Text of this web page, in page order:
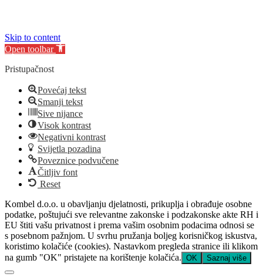
Skip to content
Open toolbar
Pristupačnost
Povećaj tekst
Smanji tekst
Sive nijance
Visok kontrast
Negativni kontrast
Svijetla pozadina
Poveznice podvučene
Čitljiv font
Reset
Kombel d.o.o. u obavljanju djelatnosti, prikuplja i obrađuje osobne
podatke, poštujući sve relevantne zakonske i podzakonske akte RH i
EU štiti vašu privatnost i prema vašim osobnim podacima odnosi se
s posebnom pažnjom. U svrhu pružanja boljeg korisničkog iskustva,
koristimo kolačiće (cookies). Nastavkom pregleda stranice ili klikom
na gumb "OK" pristajete na korištenje kolačića. OK Saznaj više